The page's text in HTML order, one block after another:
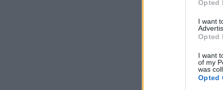
Opted
I want
Opted
I want
of my
was
Opted